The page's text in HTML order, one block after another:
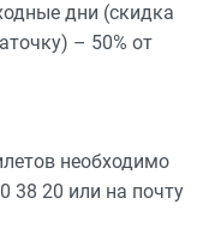
дни (скидка
– 50% от
необходимо
38 20 или на почту